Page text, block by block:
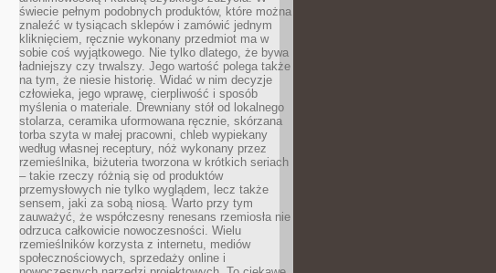
świecie pełnym podobnych produktów, które można
znaleźć w tysiącach sklepów i zamówić jednym
kliknięciem, ręcznie wykonany przedmiot ma w
sobie coś wyjątkowego. Nie tylko dlatego, że bywa
ładniejszy czy trwalszy. Jego wartość polega także
na tym, że niesie historię. Widać w nim decyzje
człowieka, jego wprawę, cierpliwość i sposób
myślenia o materiale. Drewniany stół od lokalnego
stolarza, ceramika uformowana ręcznie, skórzana
torba szyta w małej pracowni, chleb wypiekany
według własnej receptury, nóż wykonany przez
rzemieślnika, biżuteria tworzona w krótkich seriach
– takie rzeczy różnią się od produktów
przemysłowych nie tylko wyglądem, lecz także
sensem, jaki za sobą niosą. Warto przy tym
zauważyć, że współczesny renesans rzemiosła nie
odrzuca całkowicie nowoczesności. Wielu
rzemieślników korzysta z internetu, mediów
społecznościowych, sprzedaży online i